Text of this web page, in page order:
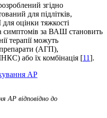
згідно
для підлітків,
оцінки тяжкості
симптомів за ВАШ становить
терапії можуть
препарати (АГП),
або їх комбінація [11].
АР відповідно до